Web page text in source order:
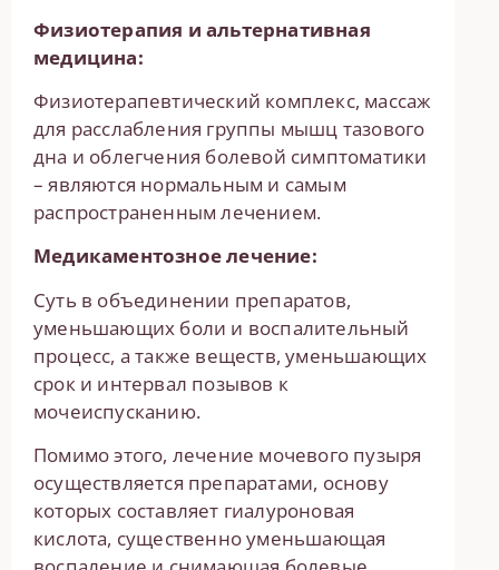
Физиотерапия и альтернативная
медицина:
Физиотерапевтический комплекс, массаж
для расслабления группы мышц тазового
дна и облегчения болевой симптоматики
– являются нормальным и самым
распространенным лечением.
Медикаментозное лечение:
Суть в объединении препаратов,
уменьшающих боли и воспалительный
процесс, а также веществ, уменьшающих
срок и интервал позывов к
мочеиспусканию.
Помимо этого, лечение мочевого пузыря
осуществляется препаратами, основу
которых составляет гиалуроновая
кислота, существенно уменьшающая